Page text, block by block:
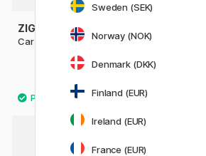
ZIG KURETAKE
Cartoonist Brush Pen No. 22
23
Sweden (SEK)
Norway (NOK)
Denmark (DKK)
Finland (EUR)
Ireland (EUR)
France (EUR)